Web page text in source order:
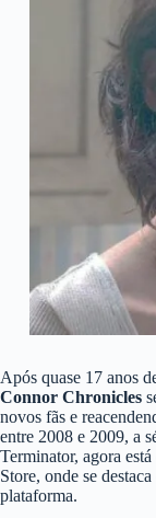
Após quase 17 anos
Connor Chronicles
novos fãs e
entre 2008 e 2009, a
Terminator, agora
Store, onde se
plataforma.